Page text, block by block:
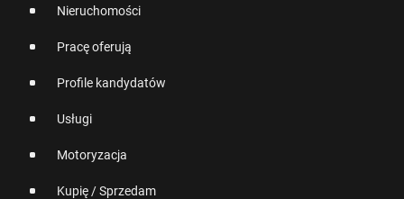
Nieruchomości
Pracę oferują
Profile kandydatów
Usługi
Motoryzacja
Kupię / Sprzedam